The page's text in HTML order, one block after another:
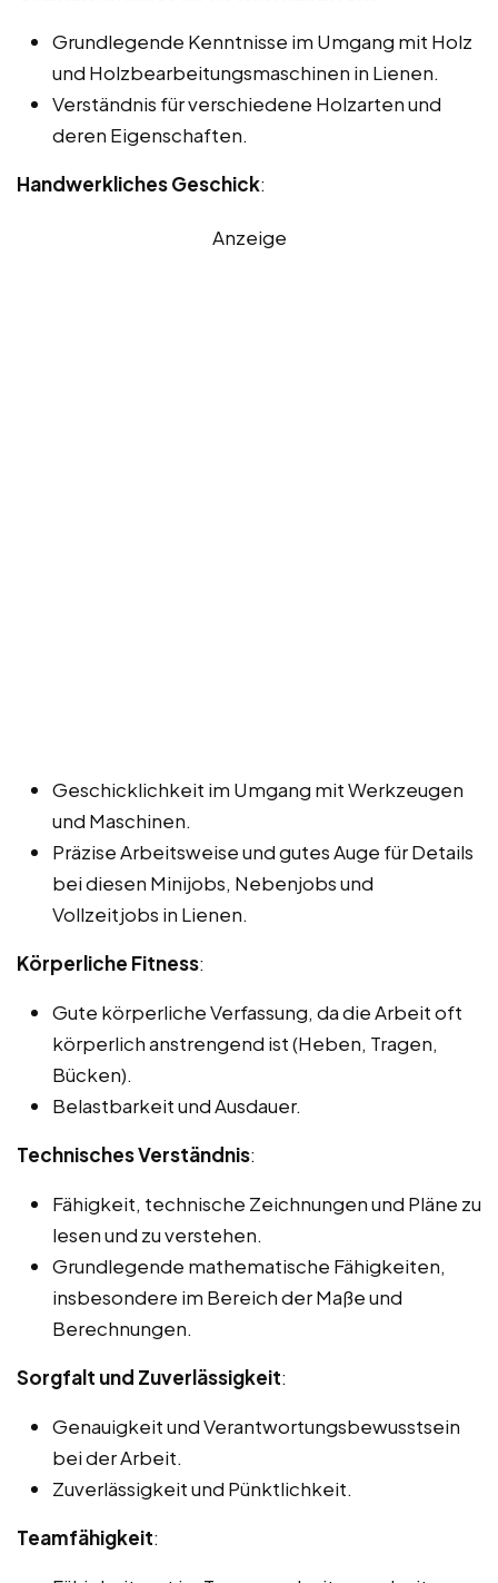
Grundlegende Kenntnisse im Umgang mit Holz
und Holzbearbeitungsmaschinen in Lienen.
Verständnis für verschiedene Holzarten und
deren Eigenschaften.
Handwerkliches Geschick:
Anzeige
Geschicklichkeit im Umgang mit Werkzeugen
und Maschinen.
Präzise Arbeitsweise und gutes Auge für Details
bei diesen Minijobs, Nebenjobs und
Vollzeitjobs in Lienen.
Körperliche Fitness:
Gute körperliche Verfassung, da die Arbeit oft
körperlich anstrengend ist (Heben, Tragen,
Bücken).
Belastbarkeit und Ausdauer.
Technisches Verständnis:
Fähigkeit, technische Zeichnungen und Pläne zu
lesen und zu verstehen.
Grundlegende mathematische Fähigkeiten,
insbesondere im Bereich der Maße und
Berechnungen.
Sorgfalt und Zuverlässigkeit:
Genauigkeit und Verantwortungsbewusstsein
bei der Arbeit.
Zuverlässigkeit und Pünktlichkeit.
Teamfähigkeit: